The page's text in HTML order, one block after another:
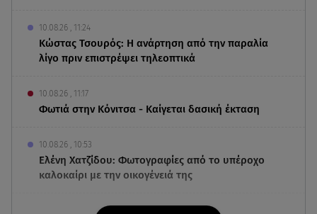
10.08.26 , 11:24
Κώστας Τσουρός: Η ανάρτηση από την παραλία
λίγο πριν επιστρέψει τηλεοπτικά
10.08.26 , 11:17
Φωτιά στην Κόνιτσα - Καίγεται δασική έκταση
10.08.26 , 10:53
Ελένη Χατζίδου: Φωτογραφίες από το υπέροχο
καλοκαίρι με την οικογένειά της